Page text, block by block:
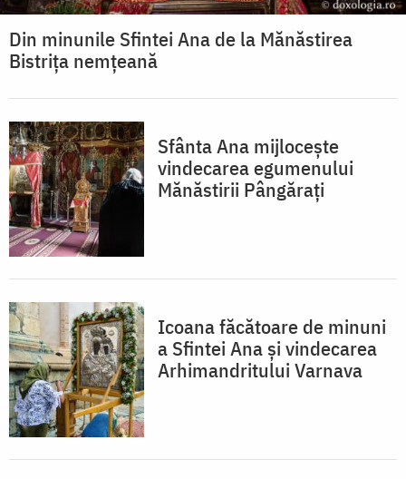
Din minunile Sfintei Ana de la Mănăstirea
Bistrița nemțeană
Sfânta Ana mijlocește
vindecarea egumenului
Mănăstirii Pângărați
Icoana făcătoare de minuni
a Sfintei Ana și vindecarea
Arhimandritului Varnava